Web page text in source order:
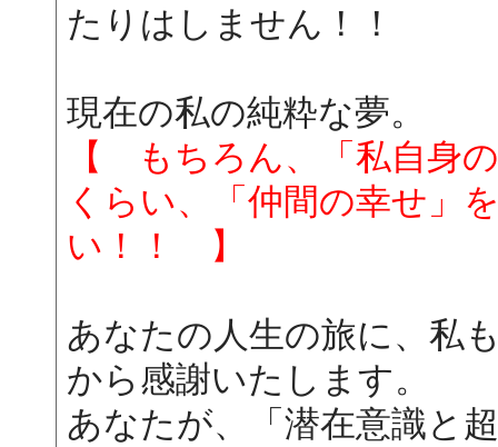
たりはしません！！
現在の私の純粋な夢。
【 もちろん、「私自身
くらい、「仲間の幸せ」
い！！ 】
あなたの人生の旅に、私
から感謝いたします。
あなたが、「潜在意識と